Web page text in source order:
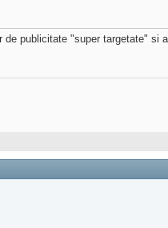
publicitate "super targetate" si